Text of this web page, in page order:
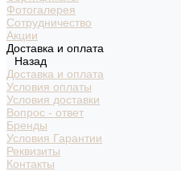
Фотогалерея
Сотрудничество
Акции
Доставка и оплата
Назад
Доставка и оплата
Условия оплаты
Условия доставки
Вопрос - ответ
Бренды
Условия Гарантии
Реквизиты
Контакты